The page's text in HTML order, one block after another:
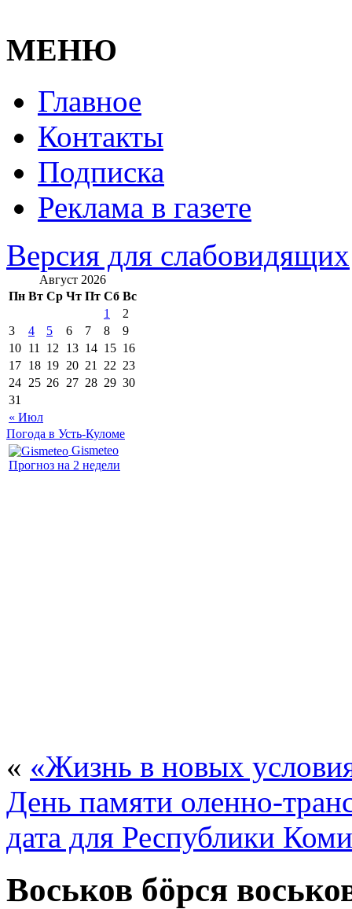
МЕНЮ
Главное
Контакты
Подписка
Реклама в газете
Версия для слабовидящих
Август 2026
Пн Вт Ср Чт Пт Сб Вс
« Июл
1
2
3
4 5 6 7 8
9
10 11 12 13 14 15 16
17 18 19 20 21 22 23
24 25 26 27 28 29 30
31
Погода в Усть-Куломе
Gismeteo
Прогноз на 2 недели
« «Жизнь в новых
День памяти оленно-
дата для Республики Коми
Воськов бöрся